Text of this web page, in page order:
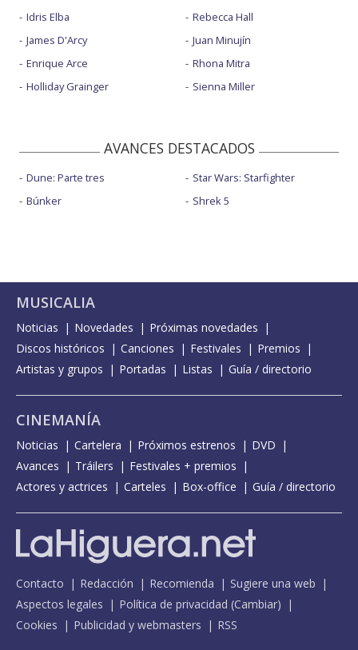
Idris Elba
James D'Arcy
Enrique Arce
Holliday Grainger
Rebecca Hall
Juan Minujín
Rhona Mitra
Sienna Miller
AVANCES DESTACADOS
Dune: Parte tres
Búnker
Star Wars: Starfighter
Shrek 5
MUSICALIA
Noticias Novedades
Próximas novedades
Discos históricos
Canciones Festivales
Premios
Artistas y grupos
Portadas Listas Guía / directorio
CINEMANÍA
Noticias Cartelera Próximos estrenos
DVD
Avances
Tráilers
Festivales + premios
Actores y actrices
Carteles Box-office Guía / directorio
Contacto Redacción Recomienda
Sugiere una web
Aspectos legales
Política de privacidad (Cambiar)
Cookies
Publicidad y webmasters RSS